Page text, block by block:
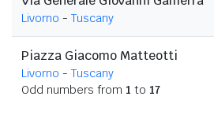
Livorno - Tuscany
Piazza Giacomo Matteotti
Livorno - Tuscany
Odd numbers from 1 to 17